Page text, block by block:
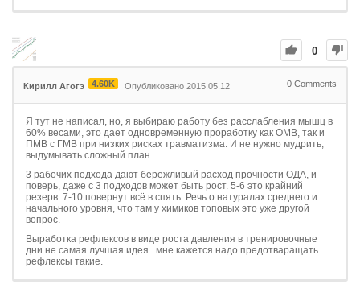
0
Кирилл Агогэ 4.60K Опубликовано 2015.05.12 0 Comments
Я тут не написал, но, я выбираю работу без расслабления мышц в
60% весами, это дает одновременную проработку как ОМВ, так и
ПМВ с ГМВ при низких рисках травматизма. И не нужно мудрить,
выдумывать сложный план.
3 рабочих подхода дают бережливый расход прочности ОДА, и
поверь, даже с 3 подходов может быть рост. 5-6 это крайний
резерв. 7-10 повернут всё в спять. Речь о натуралах среднего и
начального уровня, что там у химиков топовых это уже другой
вопрос.
Выработка рефлексов в виде роста давления в тренировочные
дни не самая лучшая идея.. мне кажется надо предотваращать
рефлексы такие.